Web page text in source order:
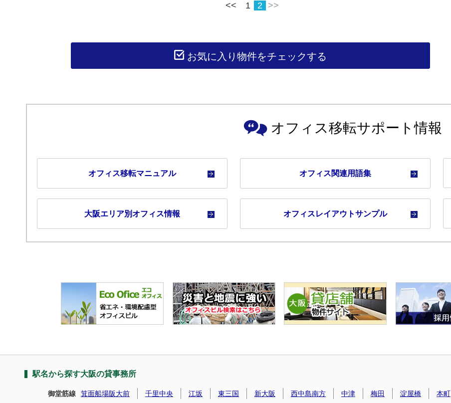
<< 1 2 >>
お気に入り物件をチェックする
オフィス移転サポート情報
オフィス移転マニュアル オフィス関連用語集
大阪エリア別オフィス情報 オフィスレイアウトサンプル
駅名から探す大阪の貸事務所
御堂筋線 箕面船場阪大前 千里中央 江坂 東三国 新大阪 西中島南方 中津 梅田 淀屋橋 本町